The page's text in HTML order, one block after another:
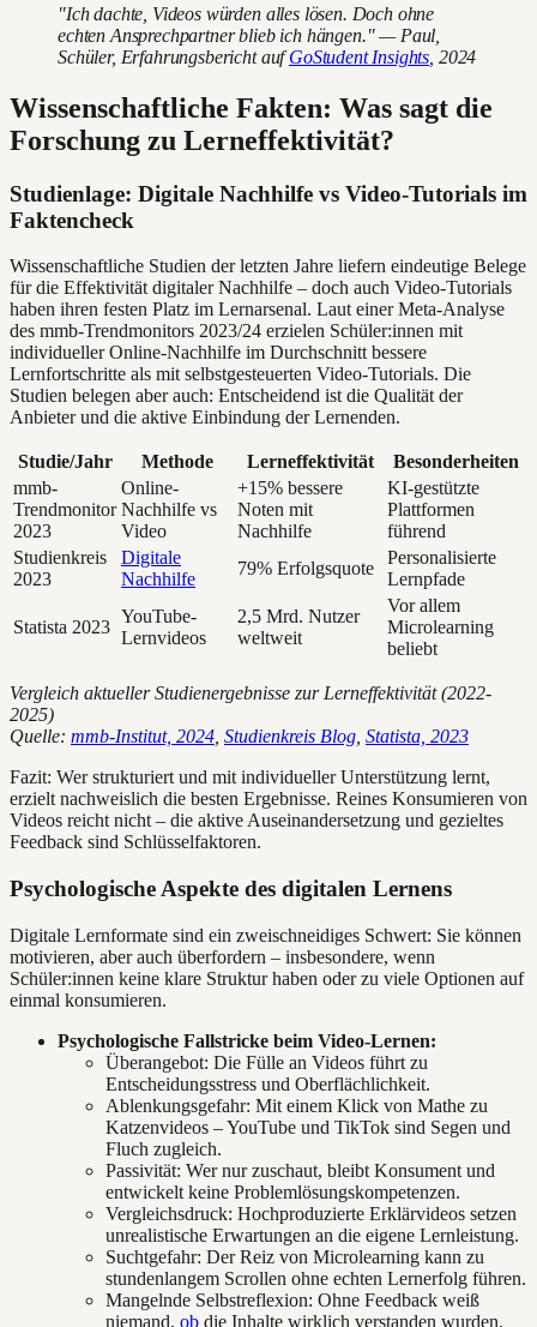
"Ich dachte, Videos würden alles lösen. Doch ohne
echten Ansprechpartner blieb ich hängen." — Paul,
Schüler, Erfahrungsbericht aufGoStudent Insights , 2024
Wissenschaftliche Fakten: Was sagt die
Forschung zu Lerneffektivität?
Studienlage: Digitale Nachhilfe vs Video-Tutorials im
Faktencheck
Wissenschaftliche Studien der letzten Jahre liefern eindeutige Belege
für die Effektivität digitaler Nachhilfe – doch auch Video-Tutorials
haben ihren festen Platz im Lernarsenal. Laut einer Meta-Analyse
des mmb-Trendmonitors 2023/24 erzielen Schüler:innen mit
individueller Online-Nachhilfe im Durchschnitt bessere
Lernfortschritte als mit selbstgesteuerten Video-Tutorials. Die
Studien belegen aber auch: Entscheidend ist die Qualität der
Anbieter und die aktive Einbindung der Lernenden.
Studie/Jahr Methode Lerneffektivität
Besonderheiten
mmb-
Trendmonitor
2023
Online-
Nachhilfe vs
Video
+15% bessere
Noten mit
Nachhilfe
KI-gestützte
Plattformen
führend
Studienkreis
2023
Digitale
Nachhilfe
79% Erfolgsquote
Personalisierte
Lernpfade
Statista 2023
YouTube-
Lernvideos
2,5 Mrd. Nutzer
weltweit
Vor allem
Microlearning
beliebt
Vergleich aktueller Studienergebnisse zur Lerneffektivität (2022-
2025)
Quelle: mmb-Institut, 2024 Studienkreis Blog Statista, 2023
Fazit: Wer strukturiert und mit individueller Unterstützung lernt,
erzielt nachweislich die besten Ergebnisse. Reines Konsumieren von
Videos reicht nicht – die aktive Auseinandersetzung und gezieltes
Feedback sind Schlüsselfaktoren.
Psychologische Aspekte des digitalen Lernens
Digitale Lernformate sind ein zweischneidiges Schwert: Sie können
motivieren, aber auch überfordern – insbesondere, wenn
Schüler:innen keine klare Struktur haben oder zu viele Optionen auf
einmal konsumieren.
Psychologische Fallstricke beim Video-Lernen:
Überangebot: Die Fülle an Videos führt zu
Entscheidungsstress und Oberflächlichkeit.
Ablenkungsgefahr: Mit einem Klick von Mathe zu
Katzenvideos – YouTube und TikTok sind Segen und
Fluch zugleich.
Passivität: Wer nur zuschaut, bleibt Konsument und
entwickelt keine Problemlösungskompetenzen.
Vergleichsdruck: Hochproduzierte Erklärvideos setzen
unrealistische Erwartungen an die eigene Lernleistung.
Suchtgefahr: Der Reiz von Microlearning kann zu
stundenlangem Scrollen ohne echten Lernerfolg führen.
Mangelnde Selbstreflexion: Ohne Feedback weiß
niemand, ob die Inhalte wirklich verstanden wurden.